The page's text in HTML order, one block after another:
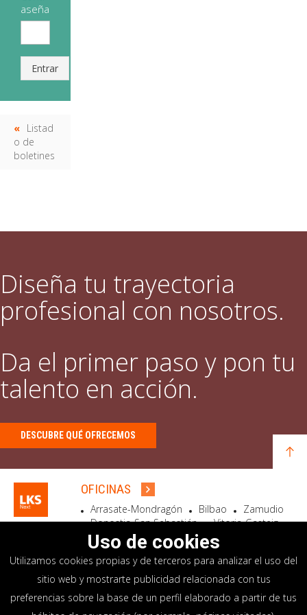
aseña
Entrar
Listad
o de
boletines
Diseña tu trayectoria
profesional con nosotros.
Da el primer paso y pon tu
talento en acción.
DESCUBRE QUÉ OFRECEMOS
OFICINAS
Arrasate-Mondragón Bilbao
Zamudio
Donostia-San Sebastián
Vitoria-Gasteiz
Madrid
El Astillero Bidart
SEDE SOCIAL
Goiru, 7 Arrasate-Mondragón
CP 20500 GIPUZKOA – SPAIN
Uso de cookies
Utilizamos cookies propias y de terceros para analizar el uso del
sitio web y mostrarte publicidad relacionada con tus
preferencias sobre la base de un perfil elaborado a partir de tus